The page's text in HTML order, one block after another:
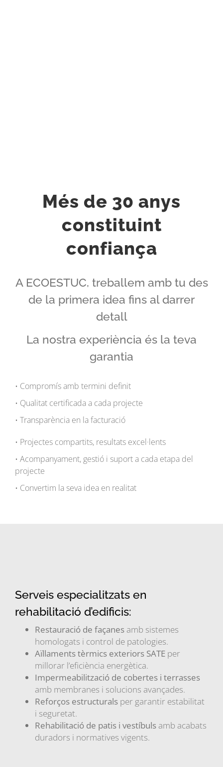
Més de 30 anys
constituint
confiança
A ECOESTUC, treballem amb tu des
de la primera idea fins al darrer
detall
La nostra experiència és la teva
garantia
• Compromís amb termini definit
• Qualitat certificada a cada projecte
• Transparència en la facturació
• Projectes compartits, resultats excel·lents
• Acompanyament, gestió i suport a cada etapa del
projecte
• Convertim la seva idea en realitat
Serveis especialitzats en
rehabilitació d’edificis:
Restauració de façanesamb sistemes
homologats i control de patologies.
Aïllaments tèrmics exteriors SATEper
millorar l’eficiència energètica.
Impermeabilització de cobertes i terrasses
amb membranes i solucions avançades.
Reforços estructuralsper garantir estabilitat
i seguretat.
Rehabilitació de patis i vestíbulsamb acabats
duradors i normatives vigents.